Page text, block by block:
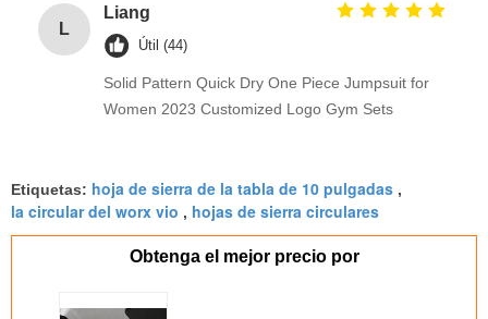
L
Liang
Útil (44)
Solid Pattern Quick Dry One Piece Jumpsuit for
Women 2023 Customized Logo Gym Sets
Etiquetas: hoja de sierra de la tabla de 10 pulgadas ,
la circular del worx vio , hojas de sierra circulares
Obtenga el mejor precio por